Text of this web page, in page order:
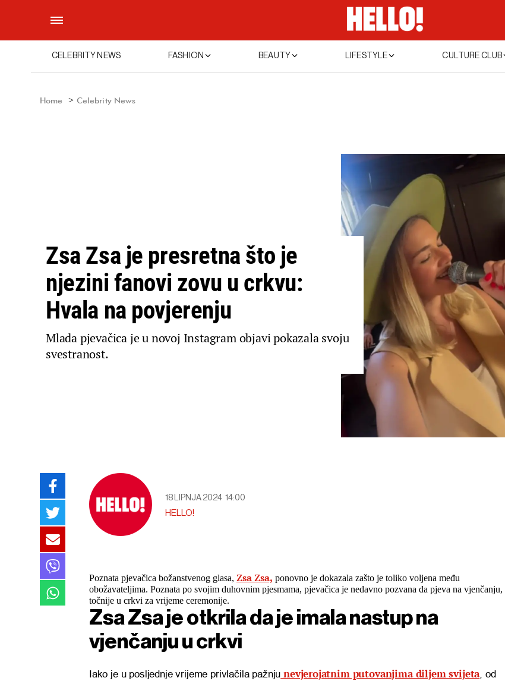
CELEBRITY NEWS FASHION BEAUTY LIFESTYLE CULTURE CLUB
Home Celebrity News
Zsa Zsa je presretna što je
njezini fanovi zovu u crkvu:
Hvala na povjerenju
Mlada pjevačica je u novoj Instagram objavi pokazala svoju
svestranost.
18 LIPNJA 2024 14:00
HELLO!
Poznata pjevačica božanstvenog glasa, Zsa Zsa, ponovno je dokazala zašto je toliko voljena među
obožavateljima. Poznata po svojim duhovnim pjesmama, pjevačica je nedavno pozvana da pjeva na vjenčanju,
točnije u crkvi za vrijeme ceremonije.
Zsa Zsa je otkrila da je imala nastup na
vjenčanju u crkvi
Iako je u posljednje vrijeme privlačila pažnju nevjerojatnim putovanjima diljem svijeta, od